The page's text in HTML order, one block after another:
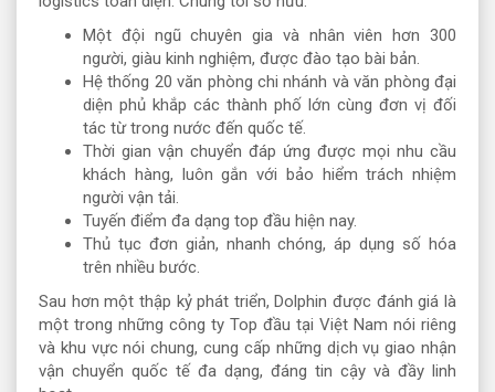
Một đội ngũ chuyên gia và nhân viên hơn 300
người, giàu kinh nghiệm, được đào tạo bài bản.
Hệ thống 20 văn phòng chi nhánh và văn phòng đại
diện phủ khắp các thành phố lớn cùng đơn vị đối
tác từ trong nước đến quốc tế.
Thời gian vận chuyển đáp ứng được mọi nhu cầu
khách hàng, luôn gắn với bảo hiểm trách nhiệm
người vận tải.
Tuyến điểm đa dạng top đầu hiện nay.
Thủ tục đơn giản, nhanh chóng, áp dụng số hóa
trên nhiều bước.
Sau hơn một thập kỷ phát triển, Dolphin được đánh giá là
một trong những công ty Top đầu tại Việt Nam nói riêng
và khu vực nói chung, cung cấp những dịch vụ giao nhận
vận chuyển quốc tế đa dạng, đáng tin cậy và đầy linh